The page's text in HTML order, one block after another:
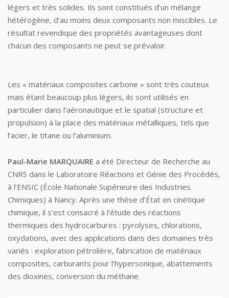
légers et très solides. Ils sont constitués d’un mélange
hétérogène, d’au moins deux composants non miscibles. Le
résultat revendique des propriétés avantageuses dont
chacun des composants ne peut se prévaloir.
Les « matériaux composites carbone » sont très couteux
mais étant beaucoup plus légers, ils sont utilisés en
particulier dans l’aéronautique et le spatial (structure et
propulsion) à la place des matériaux métalliques, tels que
l’acier, le titane ou l’aluminium.
Paul-Marie MARQUAIRE a été Directeur de Recherche au
CNRS dans le Laboratoire Réactions et Génie des Procédés,
à l’ENSIC (École Nationale Supérieure des Industries
Chimiques) à Nancy. Après une thèse d’État en cinétique
chimique, il s’est consacré à l’étude des réactions
thermiques des hydrocarbures : pyrolyses, chlorations,
oxydations, avec des applications dans des domaines très
variés : exploration pétrolière, fabrication de matériaux
composites, carburants pour l’hypersonique, abattements
des dioxines, conversion du méthane.